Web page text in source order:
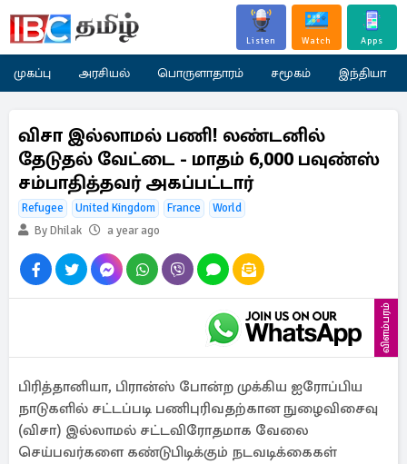
Listen Watch Apps
முகப்பு அரசியல் பொருளாதாரம் சமூகம் இந்தியா
விசா இல்லாமல் பணி! லண்டனில்
தேடுதல் வேட்டை - மாதம் 6,000 பவுண்ஸ்
சம்பாதித்தவர் அகப்பட்டார்
Refugee United Kingdom France
World
By Dhilak
a year ago
விளம்பரம்
பிரித்தானியா, பிரான்ஸ் போன்ற முக்கிய ஐரோப்பிய
நாடுகளில் சட்டப்படி பணிபுரிவதற்கான நுழைவிசைவு
(விசா) இல்லாமல் சட்டவிரோதமாக வேலை
செய்பவர்களை கண்டுபிடிக்கும் நடவடிக்கைகள்